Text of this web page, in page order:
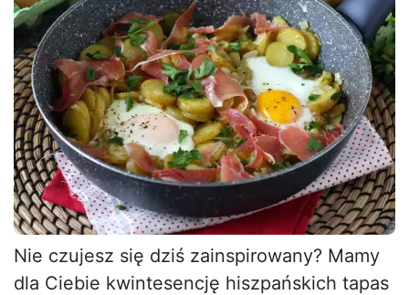
Nie czujesz się dziś zainspirowany? Mamy
dla Ciebie kwintesencję hiszpańskich tapas